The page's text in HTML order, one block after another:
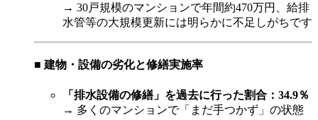
→ 30戸規模のマンションで年間約470万円、給排
水管等の大規模更新には明らかに不足しがちです
■ 建物・設備の劣化と修繕実施率
「排水設備の修繕」を過去に行った割合：34.9％
→ 多くのマンションで「まだ手つかず」の状態